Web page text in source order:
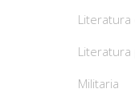
Literatura
Literatura
Militaria